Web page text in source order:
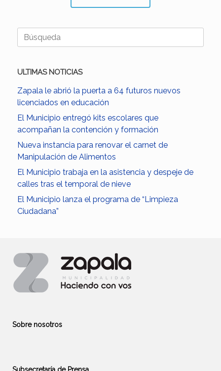
Buscar:
ULTIMAS NOTICIAS
Zapala le abrió la puerta a 64 futuros nuevos
licenciados en educación
El Municipio entregó kits escolares que
acompañan la contención y formación
Nueva instancia para renovar el carnet de
Manipulación de Alimentos
El Municipio trabaja en la asistencia y despeje de
calles tras el temporal de nieve
El Municipio lanza el programa de “Limpieza
Ciudadana”
Sobre nosotros
Subsecretaría de Prensa